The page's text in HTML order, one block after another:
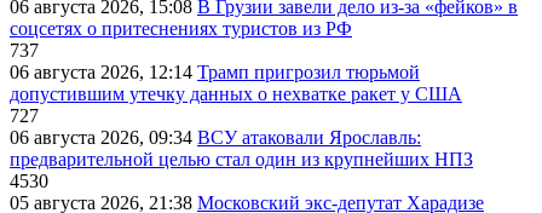
06 августа 2026, 15:08 В Грузии завели дело из-за «фейков» в
соцсетях о притеснениях туристов из РФ
737
06 августа 2026, 12:14 Трамп пригрозил тюрьмой
допустившим утечку данных о нехватке ракет у США
727
06 августа 2026, 09:34 ВСУ атаковали Ярославль:
предварительной целью стал один из крупнейших НПЗ
4530
05 августа 2026, 21:38 Московский экс-депутат Харадизе